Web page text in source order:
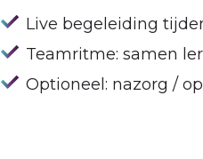
Live begeleiding
Teamritme: samen
Optioneel: nazorg /